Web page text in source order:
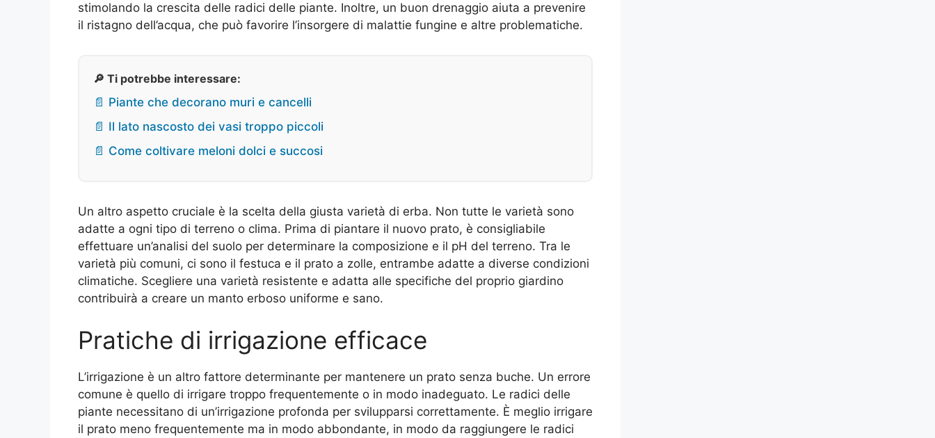
stimolando la crescita delle radici delle piante. Inoltre, un buon drenaggio aiuta a prevenire
il ristagno dell’acqua, che può favorire l’insorgere di malattie fungine e altre problematiche.
🔎 Ti potrebbe interessare:
📄 Piante che decorano muri e cancelli
📄 Il lato nascosto dei vasi troppo piccoli
📄 Come coltivare meloni dolci e succosi
Un altro aspetto cruciale è la scelta della giusta varietà di erba. Non tutte le varietà sono
adatte a ogni tipo di terreno o clima. Prima di piantare il nuovo prato, è consigliabile
effettuare un’analisi del suolo per determinare la composizione e il pH del terreno. Tra le
varietà più comuni, ci sono il festuca e il prato a zolle, entrambe adatte a diverse condizioni
climatiche. Scegliere una varietà resistente e adatta alle specifiche del proprio giardino
contribuirà a creare un manto erboso uniforme e sano.
Pratiche di irrigazione efficace
L’irrigazione è un altro fattore determinante per mantenere un prato senza buche. Un errore
comune è quello di irrigare troppo frequentemente o in modo inadeguato. Le radici delle
piante necessitano di un’irrigazione profonda per svilupparsi correttamente. È meglio irrigare
il prato meno frequentemente ma in modo abbondante, in modo da raggiungere le radici